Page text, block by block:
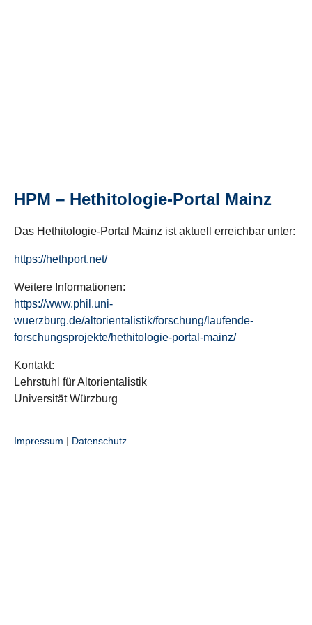
HPM – Hethitologie-Portal Mainz
Das Hethitologie-Portal Mainz ist aktuell erreichbar unter:
https://hethport.net/
Weitere Informationen:
https://www.phil.uni-
wuerzburg.de/altorientalistik/forschung/laufende-
forschungsprojekte/hethitologie-portal-mainz/
Kontakt:
Lehrstuhl für Altorientalistik
Universität Würzburg
Impressum | Datenschutz